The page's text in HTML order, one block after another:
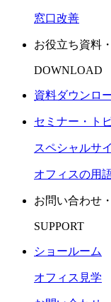
窓口改善
お役立ち資料
DOWNLOAD
資料ダウンロ
セミナー・ト
スペシャルサ
オフィスの用
お問い合わせ
SUPPORT
ショールーム
オフィス見学